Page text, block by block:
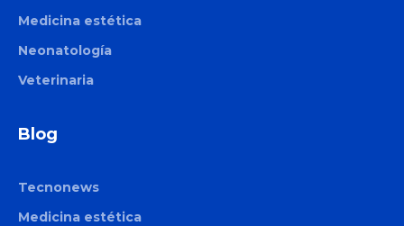
Medicina estética
Neonatología
Veterinaria
Blog
Tecnonews
Medicina estética